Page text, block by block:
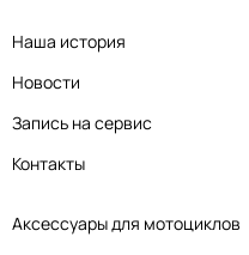
Аксессуары для мотоциклов
Наша история
Новости
Запись на сервис
Контакты